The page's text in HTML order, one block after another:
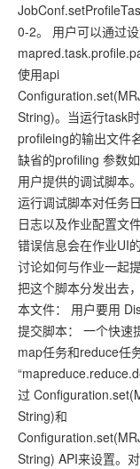
0-2。 用户可以通过
使用api
String)。当运行task
profileing的输出文件
缺省的profiling 参数
用户提供的调试脚本
运行调试脚本对任务
日志以及作业配置文
错误信息会在作业UI
讨论如何与作业一起
把这个脚本分发出去
本文件： 用户要用
提交脚本： 一个快速
map任务和reduce任
过
String)和
String) API来设置。